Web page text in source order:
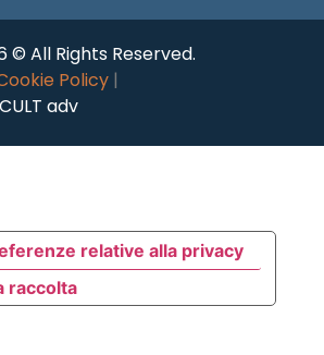
© All Rights Reserved.
Policy |
adv
raccolta
relative alla privacy